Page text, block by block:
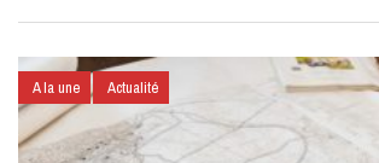
A la une Actualité